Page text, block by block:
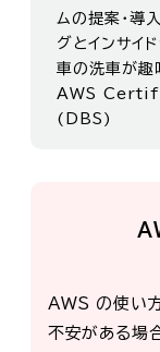
ムの提案・導
グとインサイ
車の洗車が趣
AWS
(DBS)
AWS の使い方
不安がある場